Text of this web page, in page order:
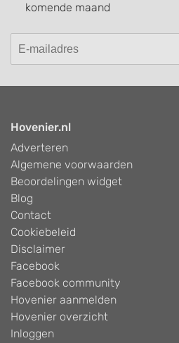
komende maand
Hovenier.nl
Adverteren
Algemene voorwaarden
Beoordelingen widget
Blog
Contact
Cookiebeleid
Disclaimer
Facebook
Facebook community
Hovenier aanmelden
Hovenier overzicht
Inloggen